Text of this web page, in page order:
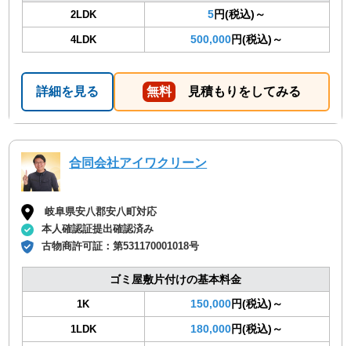
2LDK 5円(税込)～
4LDK 500,000円(税込)～
詳細を見る 無料 見積もりをしてみる
合同会社アイワクリーン
岐阜県安八郡安八町対応
本人確認証提出確認済み
古物商許可証：第531170001018号
ゴミ屋敷片付けの基本料金
1K 150,000円(税込)～
1LDK 180,000円(税込)～